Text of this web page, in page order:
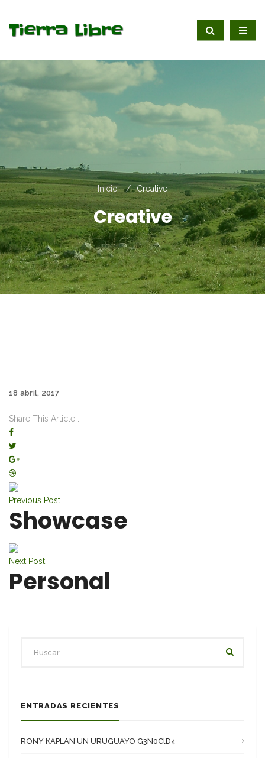
Inicio Creative
Creative
18 abril, 2017
Share This Article :
Previous Post
Showcase
Next Post
Personal
ENTRADAS RECIENTES
RONY KAPLAN UN URUGUAYO G3N0ClD4